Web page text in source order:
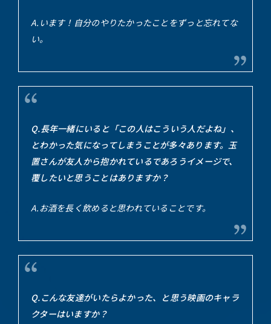
A.います！自分のやりたかったことをずっと忘れてな
い。
Q.長年一緒にいると「この人はこういう人だよね」、
とわかった気になってしまうことが多々あります。玉
置さんが友人から抱かれているであろうイメージで、
覆したいと思うことはありますか？
A.お酒を長く飲めると思われていることです。
Q.こんな友達がいたらよかった、と思う映画のキャラ
クターはいますか？